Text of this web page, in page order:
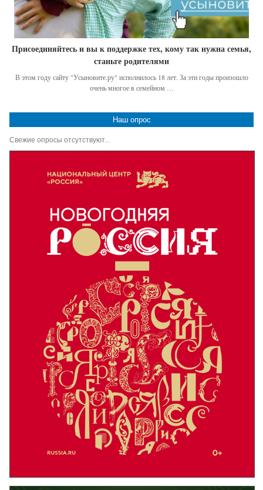
Присоединяйтесь и вы к поддержке тех, кому так нужна семья,
станьте родителями
В этом году сайту "Усыновите.ру" исполнилось 18 лет. За эти годы произошло
очень многое в семейном …
Наш опрос
Свежие опросы отсутствуют...